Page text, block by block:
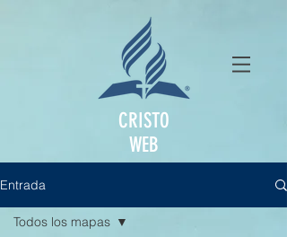
CRISTO
WEB
Entrada
Todos los mapas